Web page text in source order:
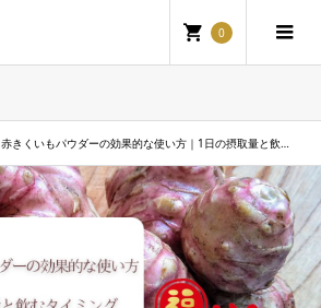
0
赤きくいもパウダーの効果的な使い方｜1日の摂取量と飲むタイミング